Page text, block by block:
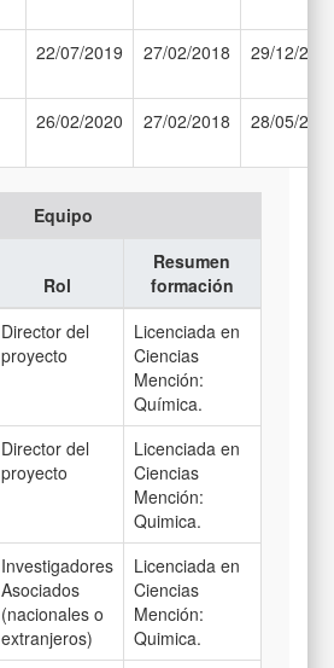
22/07/2019 27/02/2018 29/12/
26/02/2020 27/02/2018 28/05/
Equipo
Rol
Resumen
formación
Director del
proyecto
Licenciada en
Ciencias
Mención:
Química.
Director del
proyecto
Licenciada en
Ciencias
Mención:
Quimica.
Investigadores
Asociados
(nacionales o
extranjeros)
Licenciada en
Ciencias
Mención:
Quimica.